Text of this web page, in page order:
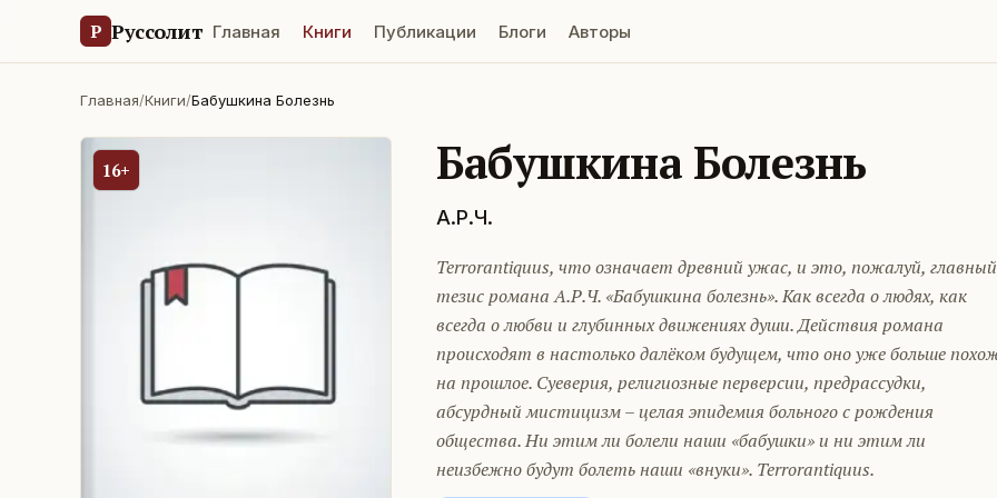
Р Руссолит Главная Книги Публикации Блоги Авторы
Главная/Книги/Бабушкина Болезнь
16+ Бабушкина Болезнь
А.Р.Ч.
Terrorantiquus, что означает древний ужас, и это, пожалуй, главный
тезис романа А.Р.Ч. «Бабушкина болезнь». Как всегда о людях, как
всегда о любви и глубинных движениях души. Действия романа
происходят в настолько далёком будущем, что оно уже больше
на прошлое. Суеверия, религиозные перверсии, предрассудки,
абсурдный мистицизм – целая эпидемия больного с рождения
общества. Ни этим ли болели наши «бабушки» и ни этим ли
неизбежно будут болеть наши «внуки». Terrorantiquus.